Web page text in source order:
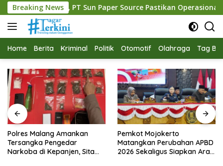
Langsung
ke
konten
Breaking News
PT Sun Paper Source Pastikan Operasional Berjalan Normal
Home Berita Kriminal Politik Otomotif Olahraga Tag
Polres Malang Amankan
Tersangka Pengedar
Narkoba di Kepanjen, Sita
Pemkot Mojokerto
Matangkan Perubahan APBD
2026 Sekaligus Siapkan Arah